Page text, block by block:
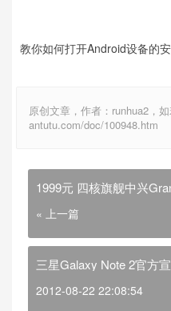
教你如何打开Android设备的
原创文章，作者：runhua2，
antutu.com/doc/100948.htm
1999元 四核旗舰中兴
« 上一篇
三星Galaxy Note 2官方
2012-08-22 22:08:54